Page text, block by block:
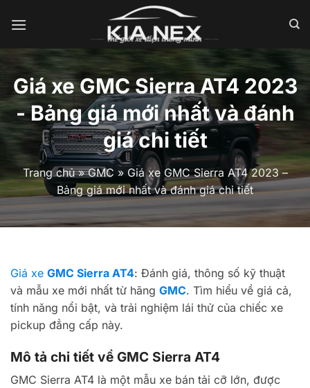
qua
Giá xe GMC Sierra AT4 2023
- Bảng giá mới nhất và đánh
giá chi tiết
Trang chủ»GMC » Giá xe GMC Sierra AT4 2023 –
Bảng giá mới nhất và đánh giá chi tiết
Giá xe GMC Sierra AT4: Đánh giá, thông số kỹ thuật
và mẫu xe mới nhất từ hãng GMC. Tìm hiểu về giá cả,
tính năng nổi bật, và trải nghiệm lái thử của chiếc xe
pickup đẳng cấp này.
Mô tả chi tiết về GMC Sierra AT4
GMC Sierra AT4 là một mẫu xe bán tải cỡ lớn, được